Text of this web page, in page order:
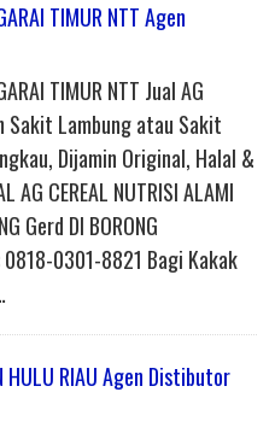
TIMUR NTT Agen
TIMUR NTT Jual AG
Sakit Lambung atau Sakit
Dijamin Original, Halal &
CEREAL NUTRISI ALAMI
Gerd DI BORONG
0818-0301-8821 Bagi Kakak
HULU RIAU Agen Distibutor